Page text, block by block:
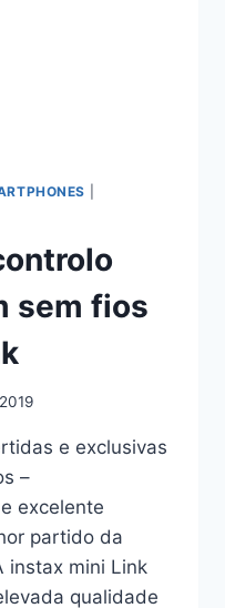
sem fios
e exclusivas
–
excelente
partido da
instax mini Link
qualidade